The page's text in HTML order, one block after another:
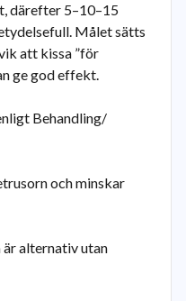
därefter 5–10–15
Målet sätts
att kissa ”för
ge god effekt.
Behandling/
och minskar
alternativ utan